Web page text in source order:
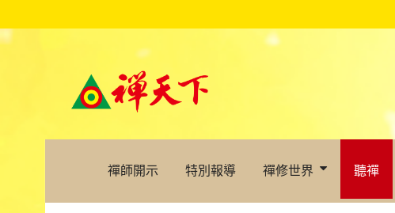
禪師開示 特別報導 禪修世界 聽禪